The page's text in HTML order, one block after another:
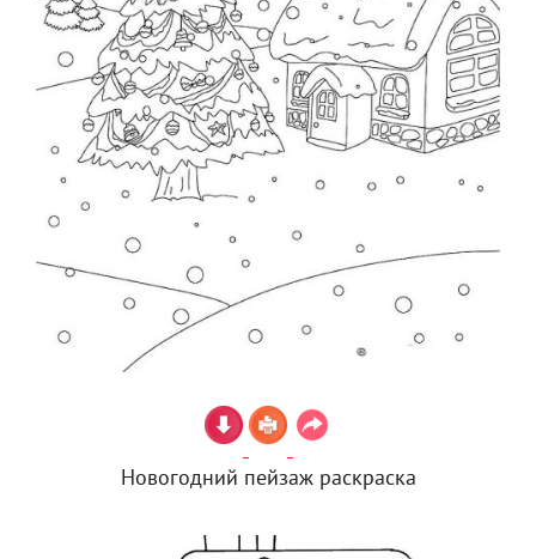
Новогодний пейзаж раскраска